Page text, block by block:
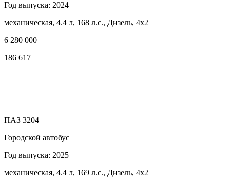
Год выпуска: 2024
механическая, 4.4 л, 168 л.с., Дизель, 4x2
6 280 000
186 617
ПАЗ 3204
Городской автобус
Год выпуска: 2025
механическая, 4.4 л, 169 л.с., Дизель, 4x2